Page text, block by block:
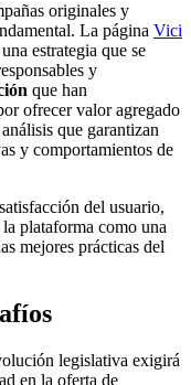
originales y
La página Vici
estrategia que se
y
que han
ofrecer valor agregado
que garantizan
y comportamientos de
del usuario,
plataforma como una
mejores prácticas del
legislativa exigirá
en la oferta de